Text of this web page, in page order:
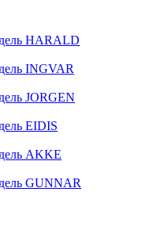
HARALD
INGVAR
JORGEN
EIDIS
AKKE
GUNNAR